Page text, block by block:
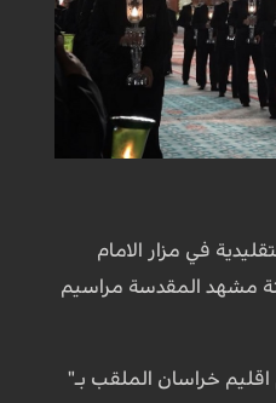
في مزار الامام
مشهد المقدسة مراسيم
حاكم اقليم خراسان الملقب بـ"